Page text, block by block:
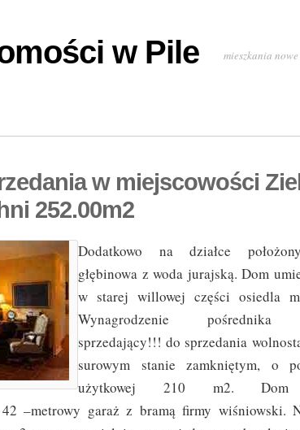
w Pile mieszkania
w miejscowości
252.00m2
Dodatkowo na działce
głębinowa z woda jurajską. Dom
w starej willowej części osiedla
Wynagrodzenie pośrednika
sprzedający!!! do sprzedania
surowym stanie zamkniętym, o
użytkowej 210 m2. Dom
–metrowy garaż z bramą firmy wiśniowski.